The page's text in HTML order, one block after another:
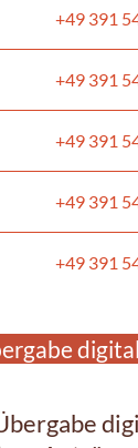
+49 391
+49 391
+49 391
+49 391
+49 391